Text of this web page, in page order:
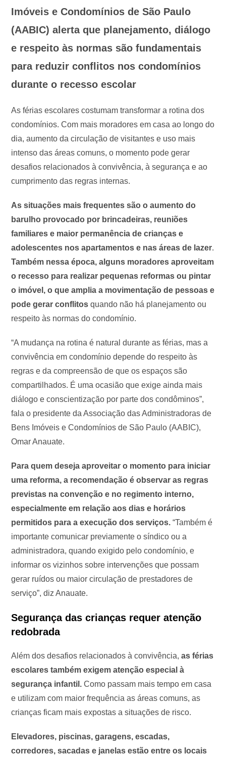
Imóveis e Condomínios de São Paulo
(AABIC) alerta que planejamento, diálogo
e respeito às normas são fundamentais
para reduzir conflitos nos condomínios
durante o recesso escolar
As férias escolares costumam transformar a rotina dos
condomínios. Com mais moradores em casa ao longo do
dia, aumento da circulação de visitantes e uso mais
intenso das áreas comuns, o momento pode gerar
desafios relacionados à convivência, à segurança e ao
cumprimento das regras internas.
As situações mais frequentes são o aumento do
barulho provocado por brincadeiras, reuniões
familiares e maior permanência de crianças e
adolescentes nos apartamentos e nas áreas de lazer.
Também nessa época, alguns moradores aproveitam
o recesso para realizar pequenas reformas ou pintar
o imóvel, o que amplia a movimentação de pessoas e
pode gerar conflitos quando não há planejamento ou
respeito às normas do condomínio.
“A mudança na rotina é natural durante as férias, mas a
convivência em condomínio depende do respeito às
regras e da compreensão de que os espaços são
compartilhados. É uma ocasião que exige ainda mais
diálogo e conscientização por parte dos condôminos”,
fala o presidente da Associação das Administradoras de
Bens Imóveis e Condomínios de São Paulo (AABIC),
Omar Anauate.
Para quem deseja aproveitar o momento para iniciar
uma reforma, a recomendação é observar as regras
previstas na convenção e no regimento interno,
especialmente em relação aos dias e horários
permitidos para a execução dos serviços. “Também é
importante comunicar previamente o síndico ou a
administradora, quando exigido pelo condomínio, e
informar os vizinhos sobre intervenções que possam
gerar ruídos ou maior circulação de prestadores de
serviço”, diz Anauate.
Segurança das crianças requer atenção
redobrada
Além dos desafios relacionados à convivência,as férias
escolares também exigem atenção especial à
segurança infantil.Como passam mais tempo em casa
e utilizam com maior frequência as áreas comuns, as
crianças ficam mais expostas a situações de risco.
Elevadores, piscinas, garagens, escadas,
corredores, sacadas e janelas estão entre os locais